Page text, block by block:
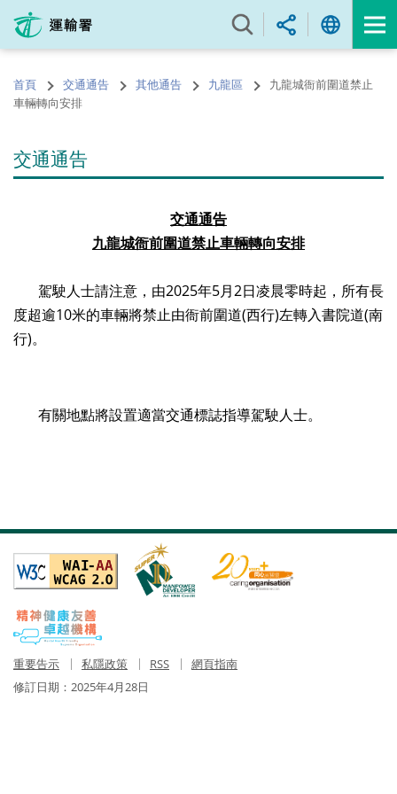
內
的
開
首頁 交通通告 其他通告 九龍區
九龍城衙前圍道禁止
車輛轉向安排
交通通告
交通通告
九龍城衙前圍道禁止車輛轉向安排
駕駛人士請注意，由2025年5月2日凌晨零時起，所有長
度超逾10米的車輛將禁止由衙前圍道(西行)左轉入書院道(南
行)。
有關地點將設置適當交通標誌指導駕駛人士。
重要告示 私隱政策 RSS
網頁指南
修訂日期： 2025年4月28日